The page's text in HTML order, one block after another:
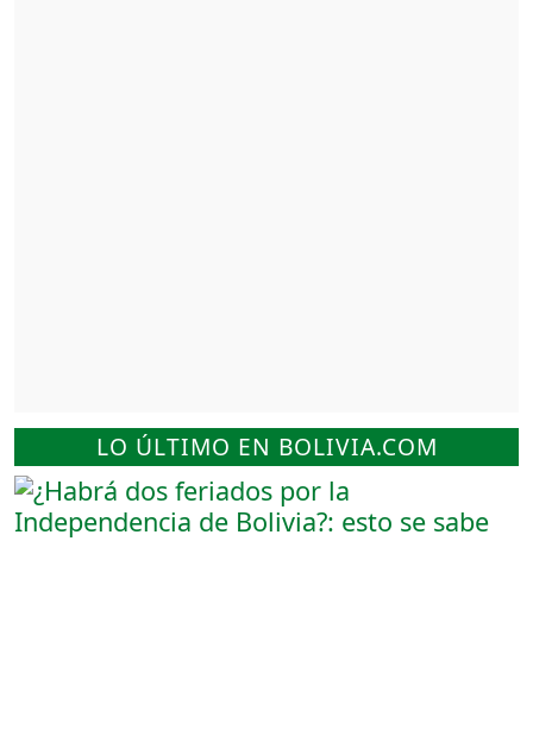
LO ÚLTIMO EN BOLIVIA.COM